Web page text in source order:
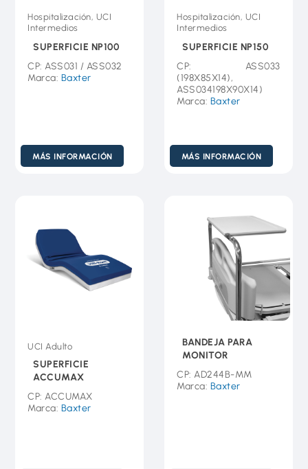
Hospitalización, UCI
Intermedios
SUPERFICIE NP100
CP: ASS031 / ASS032
Marca: Baxter
MÁS INFORMACIÓN
Hospitalización, UCI
Intermedios
SUPERFICIE NP150
CP: ASS033
(198X85X14),
ASS034198X90X14)
Marca: Baxter
MÁS INFORMACIÓN
UCI Adulto
SUPERFICIE
ACCUMAX
CP: ACCUMAX
Marca: Baxter
BANDEJA PARA
MONITOR
CP: AD244B-MM
Marca: Baxter